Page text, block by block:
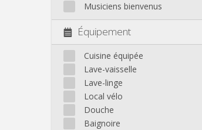
Musiciens bienvenus
Équipement
Cuisine équipée
Lave-vaisselle
Lave-linge
Local vélo
Douche
Baignoire